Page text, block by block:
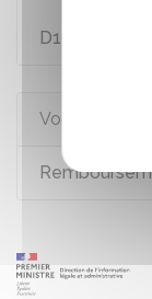
Code
D160-2
Voir aussi